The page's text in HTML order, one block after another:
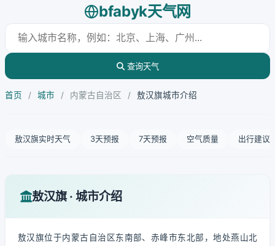
bfabyk天气网
查询天气
首页 / 城市 / 内蒙古自治区 / 敖汉旗城市介绍
敖汉旗实时天气 3天预报 7天预报 空气质量 出行建议
敖汉旗 · 城市介绍
敖汉旗位于内蒙古自治区东南部、赤峰市东北部，地处燕山北